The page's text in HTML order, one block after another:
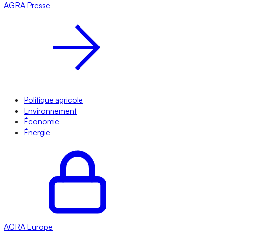
AGRA Presse
Politique agricole
Environnement
Économie
Énergie
AGRA Europe